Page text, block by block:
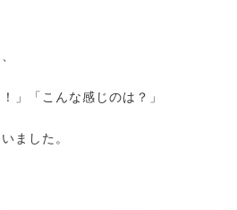
」「こんな感じのは？」
ました。